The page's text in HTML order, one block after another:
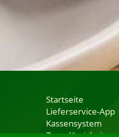
Startseite
Lieferservice-App
Kassensystem